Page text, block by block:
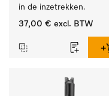
in de inzetrekken.
37,00 € excl. BTW